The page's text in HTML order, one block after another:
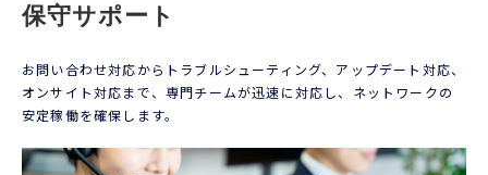
保守サポート
お問い合わせ対応からトラブルシューティング、アップデート対応、
オンサイト対応まで、専門チームが迅速に対応し、ネットワークの
安定稼働を確保します。